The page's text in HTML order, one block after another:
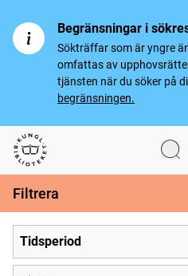
Begränsningar i
Sökträffar som är yngre
omfattas av
tjänsten när du söker på
begränsningen.
Svenska tidningar
Filtrera
Tidsperiod